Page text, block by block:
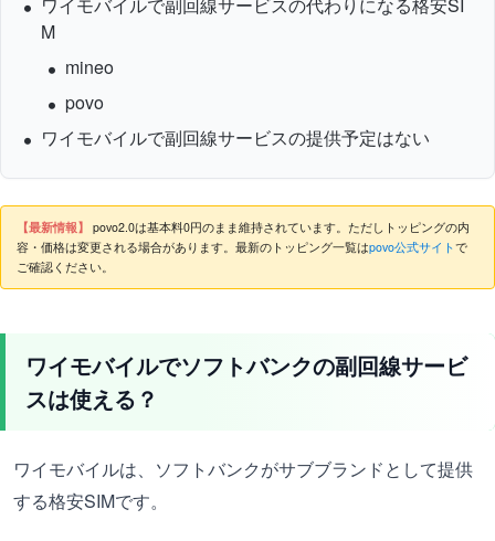
M
mineo
povo
ワイモバイルで副回線サービスの提供予定はない
【最新情報】 povo2.0は基本料0円のまま維持されています。ただしトッピングの内
容・価格は変更される場合があります。最新のトッピング一覧はpovo公式サイトで
ご確認ください。
ワイモバイルでソフトバンクの副回線サービ
スは使える？
ワイモバイルは、ソフトバンクがサブブランドとして提供
する格安SIMです。